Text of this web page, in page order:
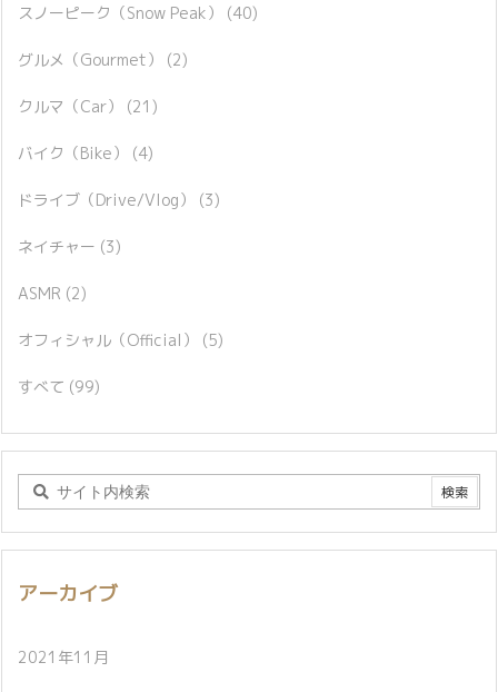
スノーピーク（Snow Peak） (40)
グルメ（Gourmet） (2)
クルマ（Car） (21)
バイク（Bike） (4)
ドライブ（Drive/Vlog） (3)
ネイチャー (3)
ASMR (2)
オフィシャル（Official） (5)
すべて (99)
アーカイブ
2021年11月